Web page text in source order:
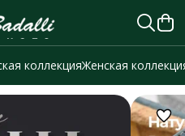
коллекцияЖенская